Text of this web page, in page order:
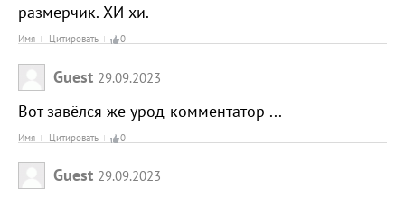
размерчик. ХИ-хи.
Имя Цитировать 0
Guest 29.09.2023
Вот завёлся же урод-комментатор ...
Имя Цитировать 0
Guest 29.09.2023